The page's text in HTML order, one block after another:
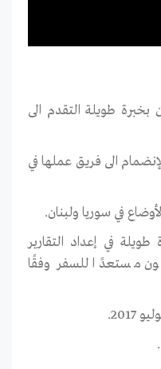
طويلة التقدم الى
الى فريق عملها في
في سوريا ولبنان.
في إعداد التقارير
مستعدًا للسفر وفقًا
.